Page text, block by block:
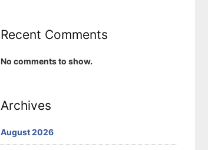
Recent Comments
No comments to show.
Archives
August 2026